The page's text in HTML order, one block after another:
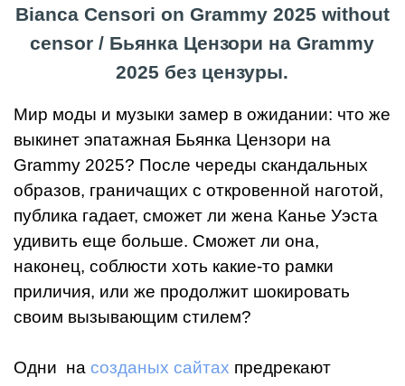
Bianca Censori on Grammy 2025 without
censor / Бьянка Цензори на Grammy
2025 без цензуры.
Мир моды и музыки замер в ожидании: что же
выкинет эпатажная Бьянка Цензори на
Grammy 2025? После череды скандальных
образов, граничащих с откровенной наготой,
публика гадает, сможет ли жена Канье Уэста
удивить еще больше. Сможет ли она,
наконец, соблюсти хоть какие-то рамки
приличия, или же продолжит шокировать
своим вызывающим стилем?
Одни на созданых сайтах предрекают